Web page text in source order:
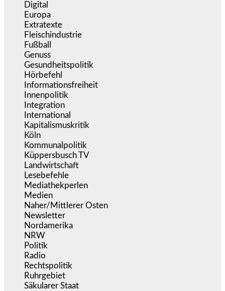
Digital
Europa
Extratexte
Fleischindustrie
Fußball
Genuss
Gesundheitspolitik
Hörbefehl
Informationsfreiheit
Innenpolitik
Integration
International
Kapitalismuskritik
Köln
Kommunalpolitik
Küppersbusch TV
Landwirtschaft
Lesebefehle
Mediathekperlen
Medien
Naher/Mittlerer Osten
Newsletter
Nordamerika
NRW
Politik
Radio
Rechtspolitik
Ruhrgebiet
Säkularer Staat